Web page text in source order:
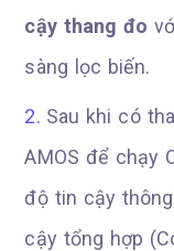
cậy thang đo
sàng lọc biến.
Sau khi có
AMOS để chạy
độ tin cậy
cậy tổng hợp